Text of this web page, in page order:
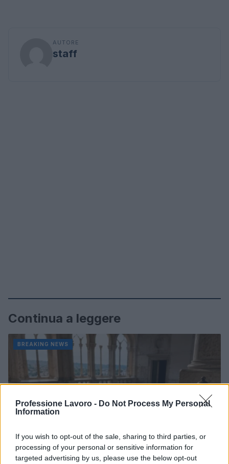
Professione Lavoro - Do Not Process My Personal
Information
If you wish to opt-out of the sale, sharing to third parties, or
processing of your personal or sensitive information for
targeted advertising by us, please use the below opt-out
AUTORE
staff
Continua a leggere
BREAKING NEWS